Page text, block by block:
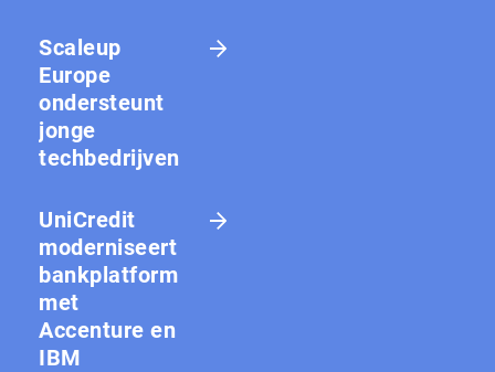
Scaleup
Europe
ondersteunt
jonge
techbedrijven
UniCredit
moderniseert
bankplatform
met
Accenture en
IBM